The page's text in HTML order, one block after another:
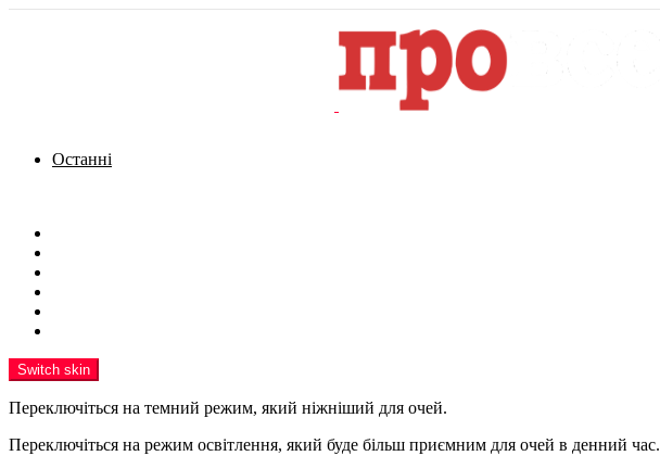
Останні
Switch skin
Переключіться на темний режим, який ніжніший для очей.
Переключіться на режим освітлення, який буде більш приємним для очей в денний час.